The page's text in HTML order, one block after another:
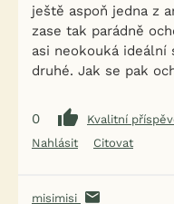
ještě aspoň jedna z
zase tak parádně
asi neokouká ideální
druhé. Jak se pak
0
Kvalitní
Nahlásit
Citovat
misimisi